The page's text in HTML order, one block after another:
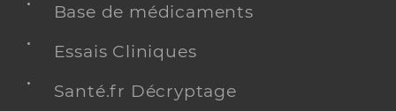
Base de médicaments
Essais Cliniques
Santé.fr Décryptage